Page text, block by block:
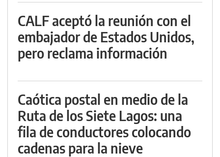
CALF aceptó la reunión con el
embajador de Estados Unidos,
pero reclama información
Caótica postal en medio de la
Ruta de los Siete Lagos: una
fila de conductores colocando
cadenas para la nieve